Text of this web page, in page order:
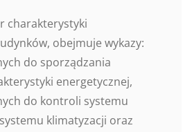
charakterystyki
obejmuje wykazy:
do sporządzania
energetycznej,
do kontroli systemu
klimatyzacji oraz